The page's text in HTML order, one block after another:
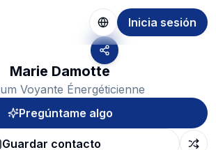
Inicia sesión
Marie Damotte
Voyante Énergéticienne
Pregúntame algo
Guardar contacto